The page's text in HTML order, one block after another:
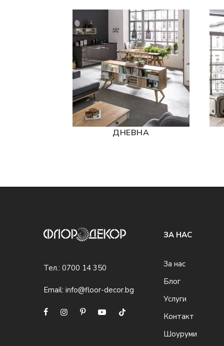
ДНЕВНА
Тел.: 0700 14 350
Email: info@floor-decor.bg
ЗА НАС
За нас
Блог
Услуги
Контакт
Шоуруми